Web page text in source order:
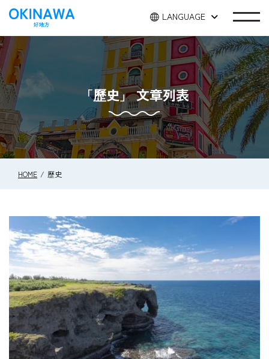
LANGUAGE
「歷史」 文章列表
HOME 歷史